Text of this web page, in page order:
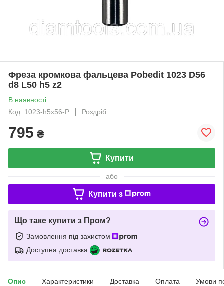
Фреза кромкова фальцева Pobedit 1023 D56
d8 L50 h5 z2
В наявності
Код: 1023-h5x56-P
Роздріб
795 ₴
Купити
або
Купити з
Що таке купити з Пром?
Замовлення під захистом
Доступна доставка
Опис Характеристики Доставка Оплата Умови